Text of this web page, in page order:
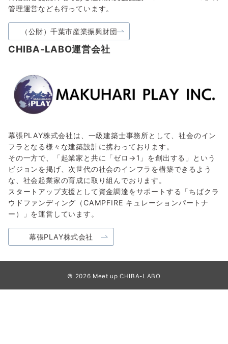
管理運営なども行っています。
（公財）千葉市産業振興財団
CHIBA-LABO運営会社
幕張PLAY株式会社は、一級建築士事務所として、社会のイン
フラとなる様々な建築設計に携わっております。
その一方で、「起業家と共に「ゼロ→1」を創出する」という
ビジョンを掲げ、次世代の社会のインフラを構築できるよう
な、社会起業家の育成に取り組んでおります。
スタートアップ支援として資金調達をサポートする「ちばクラ
ウドファンディング（CAMPFIRE キュレーションパートナ
ー）」を運営しています。
幕張PLAY株式会社
© 2026 Meet up CHIBA-LABO